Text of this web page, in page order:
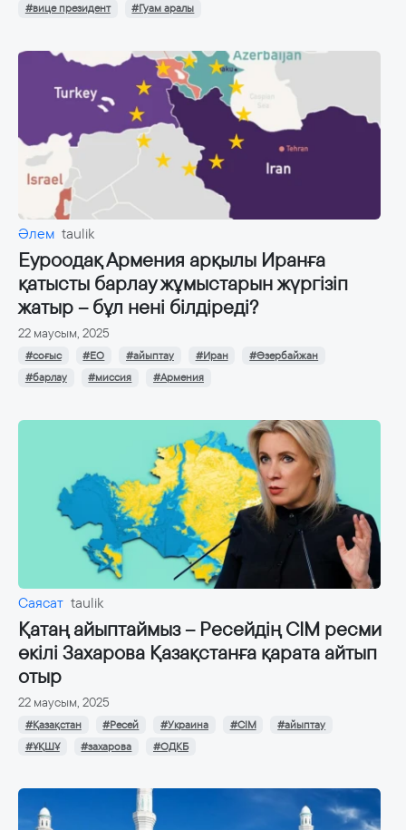
#вице президент
#Гуам аралы
Әлем taulik
Еуроодақ Армения арқылы Иранға
қатысты барлау жұмыстарын жүргізіп
жатыр – бұл нені білдіреді?
22 маусым, 2025
#соғыс #ЕО #айыптау #Иран
#Әзербайжан
#барлау
#миссия #Армения
Саясат taulik
Қатаң айыптаймыз – Ресейдің СІМ ресми
өкілі Захарова Қазақстанға қарата айтып
отыр
22 маусым, 2025
#Қазақстан #Ресей #Украина #СІМ
#айыптау
#ҰҚШҰ
#захарова #ОДКБ